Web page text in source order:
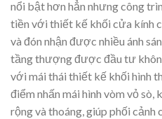
nổi bật hơn hẳn nhưng công
tiền với thiết kế khối cửa kính
và đón nhận được nhiều ánh
tầng thượng được đầu tư
với mái thái thiết kế khối hình
điểm nhấn mái hình vòm vỏ sò,
rộng và thoáng, giúp phối